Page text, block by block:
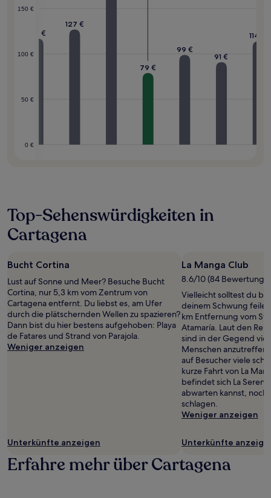
0 €
50 €
100 €
150 €
117 €
127 €
79 €
99 €
91 €
114 €
Top-Sehenswürdigkeiten in
Cartagena
Bucht Cortina
Lust auf Sonne und Meer? Besuche Bucht
Cortina, nur 5,3 km vom Zentrum von
Cartagena entfernt. Du liebst es, am Ufer
durch die plätschernden Wellen zu spazieren?
Dann bist du hier bestens aufgehoben: Playa
de Fatares und Strand von Parajola.
Weniger anzeigen
Unterkünfte anzeigen
La Manga Club
8.6/10 (84
Vielleicht solltest du
deinem Schwung
km Entfernung vom
Atamaría. Laut den
sind in der Gegend
Menschen
auf Besucher viele
kurze Fahrt von La
befindet sich La
abwarten kannst, noch
schlagen.
Weniger anzeigen
Unterkünfte
Erfahre mehr über Cartagena